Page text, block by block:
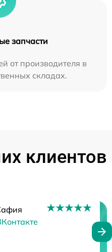
запчасти
от производителя в
складах.
клиентов